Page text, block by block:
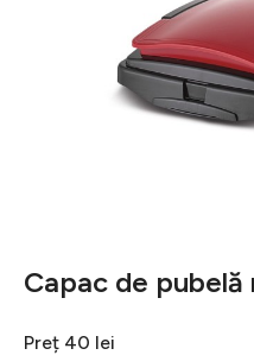
Capac de pubelă
Preț 40 lei